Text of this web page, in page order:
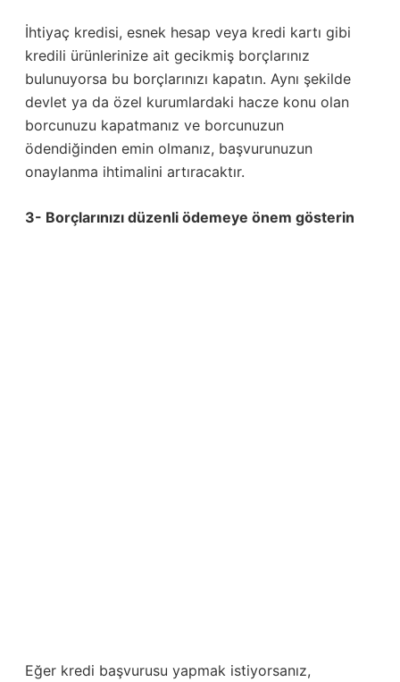
İhtiyaç kredisi, esnek hesap veya kredi kartı gibi
kredili ürünlerinize ait gecikmiş borçlarınız
bulunuyorsa bu borçlarınızı kapatın. Aynı şekilde
devlet ya da özel kurumlardaki hacze konu olan
borcunuzu kapatmanız ve borcunuzun
ödendiğinden emin olmanız, başvurunuzun
onaylanma ihtimalini artıracaktır.
3- Borçlarınızı düzenli ödemeye önem gösterin
Eğer kredi başvurusu yapmak istiyorsanız,